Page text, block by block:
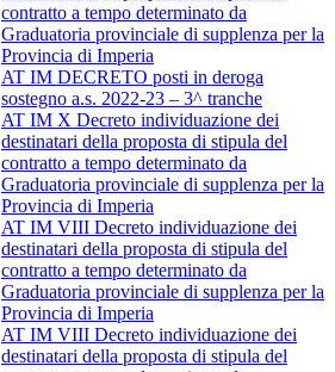
contratto a tempo determinato da
Graduatoria provinciale di supplenza per la
Provincia di Imperia
AT IM DECRETO posti in deroga
sostegno a.s. 2022-23 – 3^ tranche
AT IM X Decreto individuazione dei
destinatari della proposta di stipula del
contratto a tempo determinato da
Graduatoria provinciale di supplenza per la
Provincia di Imperia
AT IM VIII Decreto individuazione dei
destinatari della proposta di stipula del
contratto a tempo determinato da
Graduatoria provinciale di supplenza per la
Provincia di Imperia
AT IM VIII Decreto individuazione dei
destinatari della proposta di stipula del